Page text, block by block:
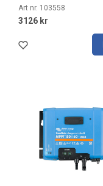
Art nr. 103558
3126 kr